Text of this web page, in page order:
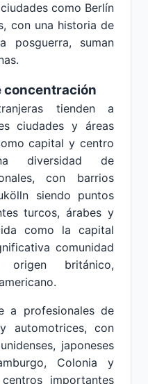
como Berlín
con una historia de
posguerra, suman
concentración
tienden a
ciudades y áreas
capital y centro
diversidad de
con barrios
siendo puntos
turcos, árabes y
como la capital
comunidad
británico,
a profesionales de
automotrices, con
japoneses
Colonia y
importantes